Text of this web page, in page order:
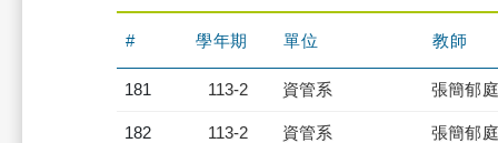
# 學年期 單位 教師
181 113-2 資管系 張簡郁
182 113-2 資管系 張簡郁